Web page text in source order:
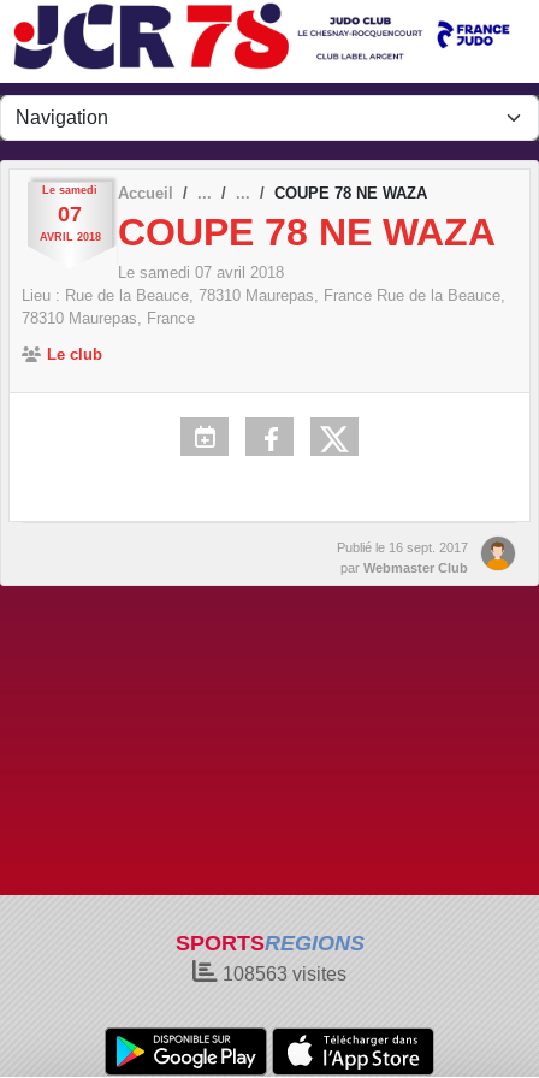
Le samedi
07
AVRIL 2018
Accueil COUPE 78 NE WAZA
COUPE 78 NE WAZA
Le samedi 07 avril 2018
Lieu : Rue de la Beauce, 78310 Maurepas, France Rue de la Beauce,
78310 Maurepas, France
Le club
Publié le 16 sept. 2017
par Webmaster Club
SPORTSREGIONS
108563 visites
Panneau de gestion des cookies